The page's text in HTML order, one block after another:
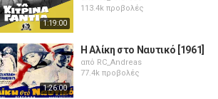
1:19:00
113.4k προβολές
1:26:00
Η Αλίκη στο Ναυτικό [1961]
από RC_Andreas
77.4k προβολές